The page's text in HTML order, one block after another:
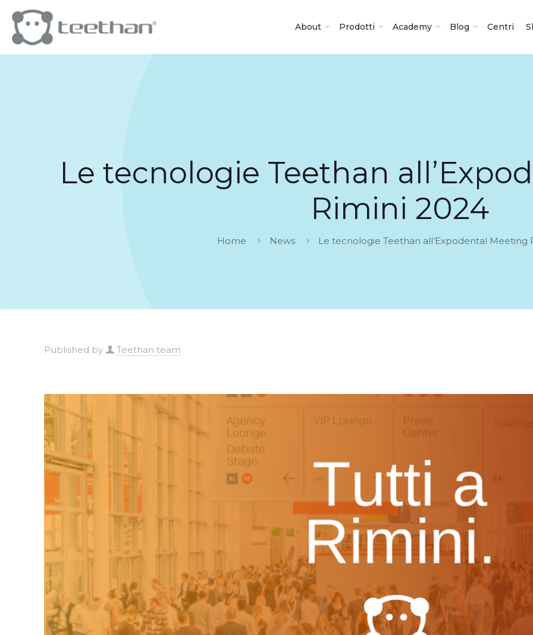
About Prodotti Academy Blog Centri
Le tecnologie Teethan
Rimini 2024
Home News Le tecnologie Teethan all’Expodental Meeting
Published by Teethan team